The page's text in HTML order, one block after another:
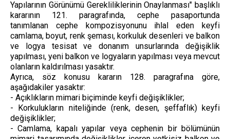
Yapılarının Görünümü Gerekliliklerinin Onaylanması" başlıklı
kararının 121. paragrafında, cephe pasaportunda
tanımlanan cephe kompozisyonunu ihlal eden keyfi
camlama, boyut, renk şeması, korkuluk desenleri ve balkon
ve logya tesisat ve donanım unsurlarında değişiklik
yapılması, yeni balkon ve logyaların yapılması veya mevcut
olanların kaldırılması yasaktır.
Ayrıca, söz konusu kararın 128. paragrafına göre,
aşağıdakiler yasaktır:
- Açıklıkların mimari biçiminde keyfi değişiklikler;
- Korkulukların niteliğinde (renk, desen, şeffaflık) keyfi
değişiklikler;
- Camlama, kapalı yapılar veya cephenin bir bölümünün